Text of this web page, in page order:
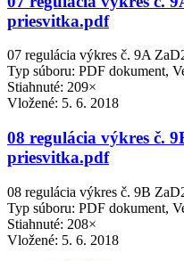
priesvitka.pdf
07 regulácia výkres č. 9A
Typ súboru: PDF dokument,
Stiahnuté: 209×
Vložené: 5. 6. 2018
08 regulácia výkres č.
priesvitka.pdf
08 regulácia výkres č. 9B
Typ súboru: PDF dokument,
Stiahnuté: 208×
Vložené: 5. 6. 2018